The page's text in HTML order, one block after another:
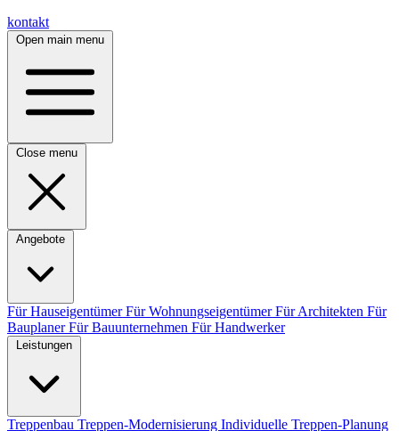
kontakt
Open main menu
Close menu
Angebote
Für HauseigentümerFür WohnungseigentümerFür Architekten Für
BauplanerFür Bauunternehmen Für Handwerker
Leistungen
Treppenbau Treppen-Modernisierung Individuelle Treppen-Planung